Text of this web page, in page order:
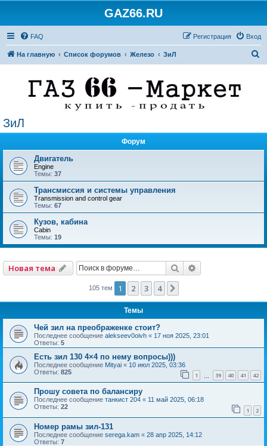
GAZ66.RU
FAQ Вход
Регистрация
На главную Список форумов Железо ЗиЛ
ЗиЛ
Форум
Двигатель
Engine
Темы: 37
Трансмиссия и системы управления
Transmission and control gear
Темы: 67
Кузов, кабина
Cabin
Темы: 19
Новая тема Поиск
105 тем 1 2 3 4
Темы
Чей зил на преображенке стоит?
Последнее сообщение alekseev0oivh « 17 ноя 2025, 23:01
Ответы: 5
Есть зил 130 4×4 по нему вопросы)))
Последнее сообщение Mityai « 10 июл 2025, 03:36
Ответы: 825 1 39 40 41 42
Прошу совета по балансиру
Последнее сообщение танкист 204 « 11 май 2025, 06:18
Ответы: 22 1 2
Номер рамы зил-131
Последнее сообщение serega.kam « 28 апр 2025, 14:12
Ответы: 7